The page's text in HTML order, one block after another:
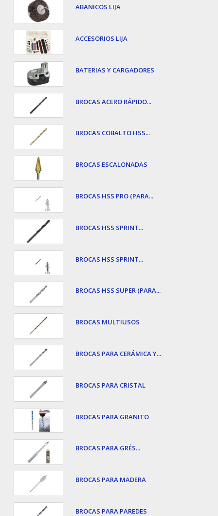
ABANICOS LIJA
ACCESORIOS LIJA
BATERIAS Y CARGADORES
BROCAS ACERO RÁPIDO...
BROCAS COBALTO HSS...
BROCAS ESCALONADAS
BROCAS HSS PRO (PARA...
BROCAS HSS SPRINT...
BROCAS HSS SPRINT...
BROCAS HSS SUPER (PARA...
BROCAS MULTIUSOS
BROCAS PARA CERÁMICA Y...
BROCAS PARA CRISTAL
BROCAS PARA GRANITO
BROCAS PARA GRÉS...
BROCAS PARA MADERA
BROCAS PARA PAREDES